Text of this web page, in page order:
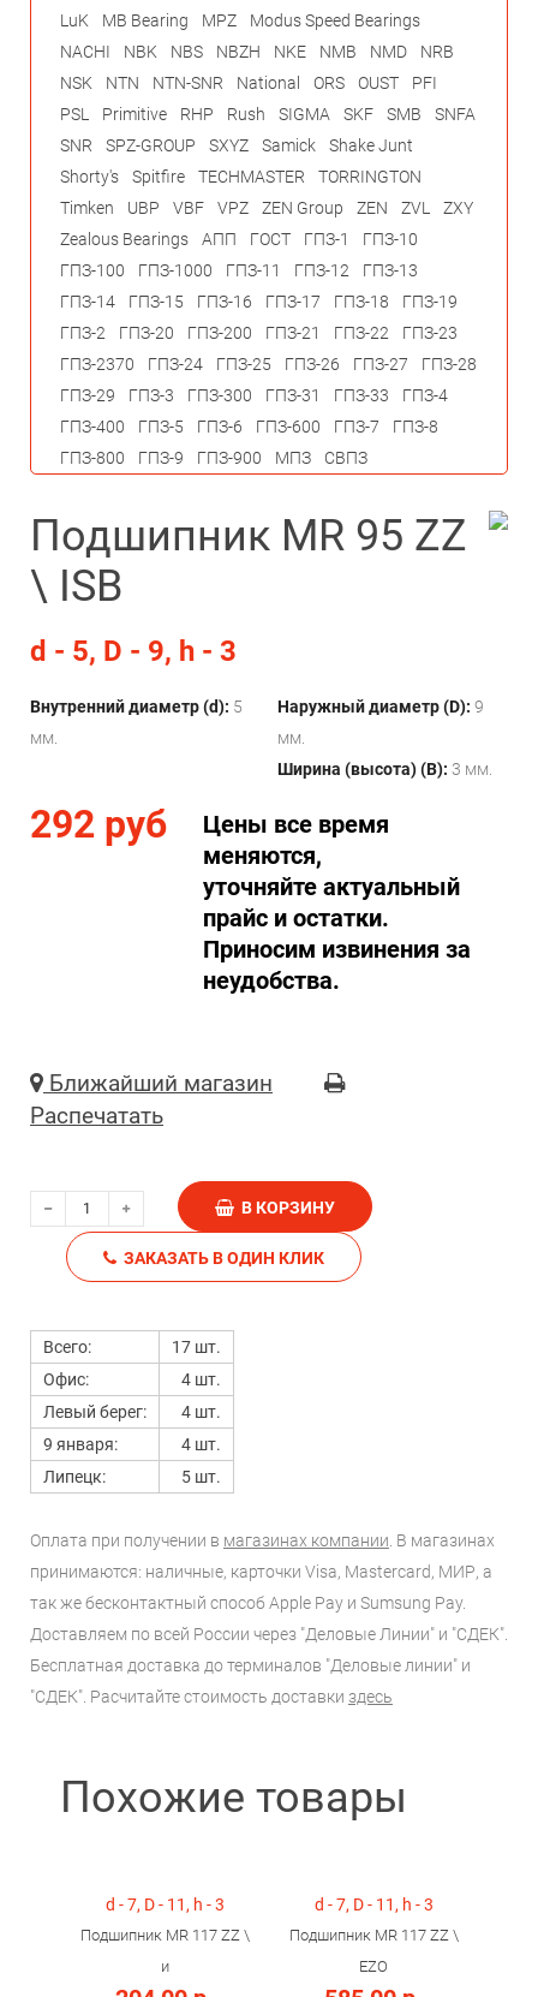
Подшипник MR 95 ZZ
\ ISB
d - 5, D - 9, h - 3
Внутренний диаметр (d): 5
мм.
Наружный диаметр (D): 9
мм.
Ширина (высота) (B): 3 мм.
292 руб
Цены все время
меняются,
уточняйте актуальный
прайс и остатки.
Приносим извинения за
неудобства.
Ближайший магазин
Распечатать
В КОРЗИНУ
ЗАКАЗАТЬ В ОДИН КЛИК
Всего:
17 шт.
Офис:
4 шт.
Левый берег:
4 шт.
9 января:
4 шт.
Липецк:
5 шт.
Оплата при получении в магазинах компании . В магазинах
принимаются: наличные, карточки Visa, Mastercard, МИР, а
так же бесконтактный способ Apple Pay и Sumsung Pay.
Доставляем по всей России через "Деловые Линии" и "СДЕК".
Бесплатная доставка до терминалов "Деловые линии" и
"СДЕК". Расчитайте стоимость доставки здесь
Похожие товары
d - 7, D - 11, h - 3
Подшипник MR 117 ZZ \
и
d - 7, D - 11, h - 3
Подшипник MR 117 ZZ \
EZO
LuK
MB Bearing MPZ
Modus Speed Bearings
NACHI
NBK NBS NBZH NKE NMB NMD
NRB
NSK
NTN NTN-SNR National ORS OUST
PFI
PSL
Primitive RHP Rush SIGMA SKF SMB
SNFA
SNR
SPZ-GROUP SXYZ Samick
Shake Junt
Shorty's
Spitfire TECHMASTER
TORRINGTON
Timken
UBP VBF VPZ ZEN Group ZEN ZVL
ZXY
Zealous Bearings
АПП ГОСТ ГПЗ-1
ГПЗ-10
ГПЗ-100
ГПЗ-1000 ГПЗ-11 ГПЗ-12
ГПЗ-13
ГПЗ-14
ГПЗ-15 ГПЗ-16 ГПЗ-17 ГПЗ-18
ГПЗ-19
ГПЗ-2
ГПЗ-20 ГПЗ-200 ГПЗ-21 ГПЗ-22
ГПЗ-23
ГПЗ-2370
ГПЗ-24 ГПЗ-25 ГПЗ-26 ГПЗ-27
ГПЗ-28
ГПЗ-29
ГПЗ-3 ГПЗ-300 ГПЗ-31 ГПЗ-33
ГПЗ-4
ГПЗ-400
ГПЗ-5 ГПЗ-6 ГПЗ-600 ГПЗ-7
ГПЗ-8
ГПЗ-800
ГПЗ-9 ГПЗ-900 МПЗ СВПЗ